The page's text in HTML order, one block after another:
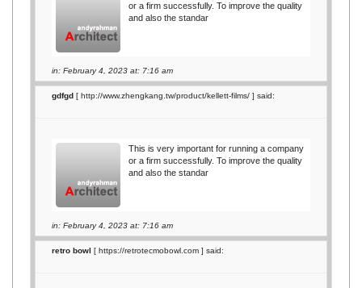
or a firm successfully. To improve the quality
and also the standar
in: February 4, 2023 at: 7:16 am
gdfgd [http://www.zhengkang.tw/product/kellett-films/ ] said:
This is very important for running a company
or a firm successfully. To improve the quality
and also the standar
in: February 4, 2023 at: 7:16 am
retro bowl [https://retrotecmobowl.com ] said: